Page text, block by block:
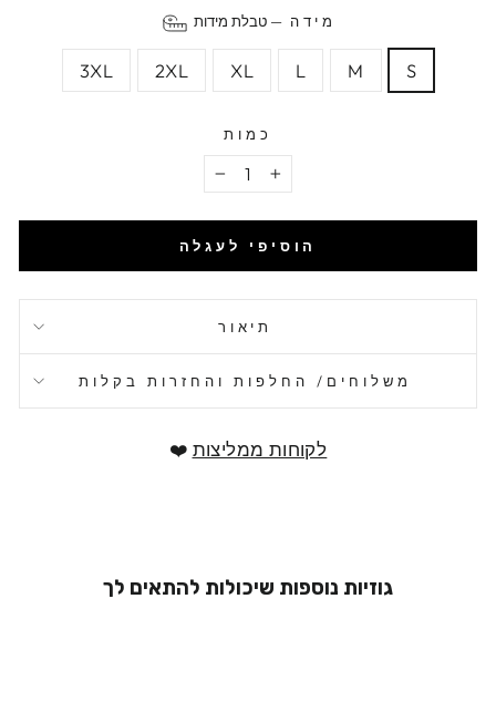
מידה—טבלת מידות
S
M
L
XL
2XL
3XL
כמות
− +
הוסיפי לעגלה
תיאור
משלוחים/ החלפות והחזרות בקלות
לקוחות ממליצות ❤️
גוזיות נוספות שיכולות להתאים לך